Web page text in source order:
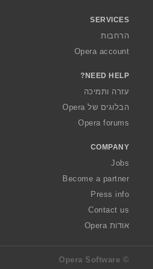
SERVICES
הרחבות
Opera account
NEED HELP?
עזרה ותמיכה
הבלוגים של Opera
Opera forums
COMPANY
Jobs
Become a partner
Press info
Contact us
אודות Opera
© Opera Software